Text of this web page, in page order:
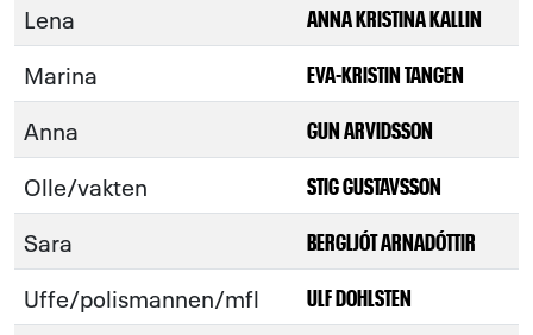
Lena ANNA KRISTINA KALLIN
Marina EVA-KRISTIN TANGEN
Anna GUN ARVIDSSON
Olle/vakten STIG GUSTAVSSON
Sara BERGLJÓT ARNADÓTTIR
Uffe/polismannen/mfl ULF DOHLSTEN